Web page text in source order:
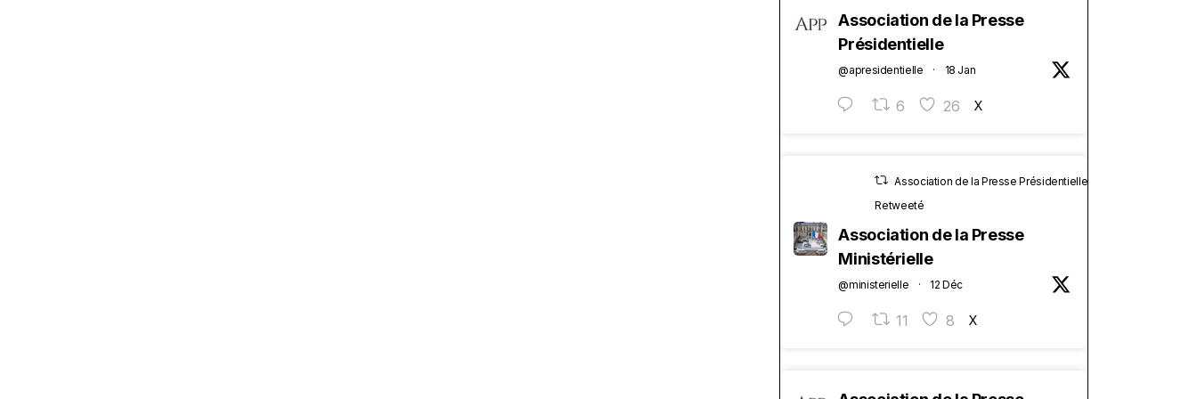
Association de la Presse
Présidentielle
@apresidentielle · 18 Jan
6 26 X
Association de la Presse Présidentielle
Retweeté
Association de la Presse
Ministérielle
@ministerielle · 12 Déc
11 8 X